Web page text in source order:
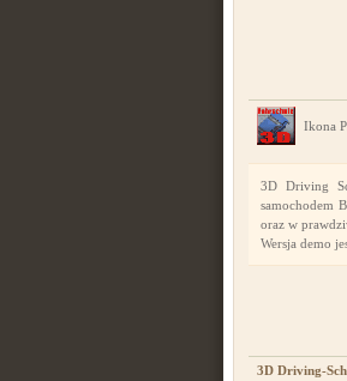
Ikona
3D Driving
samochodem
oraz w
Wersja demo
3D Driving-